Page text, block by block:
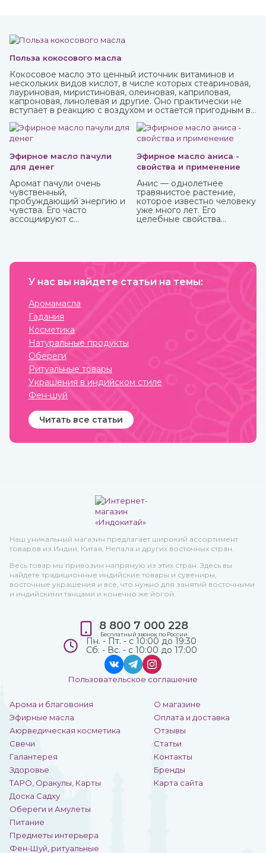
Польза кокосового масла
Кокосовое масло это ценный источник витаминов и
нескольких видов кислот, в числе которых стеариновая,
лауриновая, миристиновая, олеиновая, каприловая,
капроновая, линолевая и другие. Оно практически не
вступает в реакцию с воздухом и остается пригодным в
одним из самых важных, обладает охлаждающими,
успокаивающими, освежающими свойствами. Купить
кокосовое масло от известных марок вы можете в
интернет-магазине ИндоКитай.
Эфирное масло пачули
для денег
Аромат пачули очень
чувственный,
пробуждающий энергию и
чувства. Его часто
ассоциируют с
сами деньги и все, что
привлечь финансы.
Эфирное масло аниса -
свойства и применение
Анис — однолетнее
травянистое растение,
которое известно человеку
уже много лет. Его
целебные свойства
У нас вы найдете статьи на темы:
Аромамасла
Гадания
Косметика
Натуральные продукты
Обереги
Ритуальные товары
Украшения в индийском стиле
Фен-шуй
Читать все статьи
Наш уникальный магазин предлагает широкий ассортимент
товаров из Индии, Китая, Непала и других восточных стран.
Весь товар мы привозим напрямую из этих стран. Здесь вы
найдете традиционные индийские товары и сувениры,
восточные украшения и все, что нужно для занятий восточными
и индийскими танцами и конечно же йогой.
Арома и благовония
Эфирные масла
Аюрведическая косметика
Свечи
Галантерея
Здоровье
ТАРО, Оракулы, Карты
Доска Садху
Обереги и Амулеты
Питание
Предметы интерьера
Фен-Шуй, ритуальные
О магазине
Оплата и доставка
Отзывы
Статьи
Контакты
Бренды
Карта сайта
8 800 7 000 228
Бесплатный звонок по России
Пн. - Пт. - с 10:00 до 19:30
Сб. - Вс. - с 10:00 до 17:00
Пользовательское соглашение